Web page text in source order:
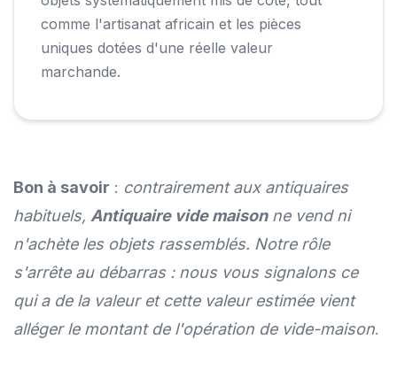
comme l'artisanat africain et les pièces
uniques dotées d'une réelle valeur
marchande.
Bon à savoir : contrairement aux antiquaires
habituels, Antiquaire vide maison ne vend ni
n'achète les objets rassemblés. Notre rôle
s'arrête au débarras : nous vous signalons ce
qui a de la valeur et cette valeur estimée vient
alléger le montant de l'opération de vide-maison.